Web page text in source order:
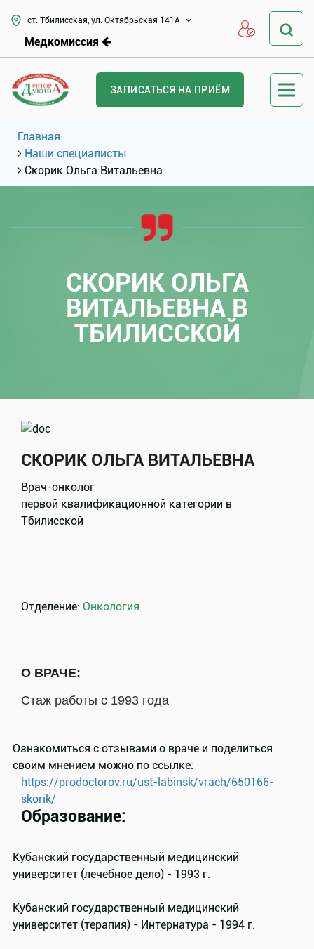
ст. Тбилисская, ул. Октябрьская 141А
Медкомиссия
ЗАПИСАТЬСЯ НА ПРИЁМ
Главная
Наши специалисты
Скорик Ольга Витальевна
СКОРИК ОЛЬГА
ВИТАЛЬЕВНА В
ТБИЛИССКОЙ
СКОРИК ОЛЬГА ВИТАЛЬЕВНА
Врач-онколог
первой квалификационной категории в
Тбилисской
Отделение: Онкология
О ВРАЧЕ:
Стаж работы с 1993 года
Ознакомиться с отзывами о враче и поделиться
своим мнением можно по ссылке:
https://prodoctorov.ru/ust-labinsk/vrach/650166-
skorik/
Образование:
Кубанский государственный медицинский
университет (лечебное дело) - 1993 г.
Кубанский государственный медицинский
университет (терапия) - Интернатура - 1994 г.